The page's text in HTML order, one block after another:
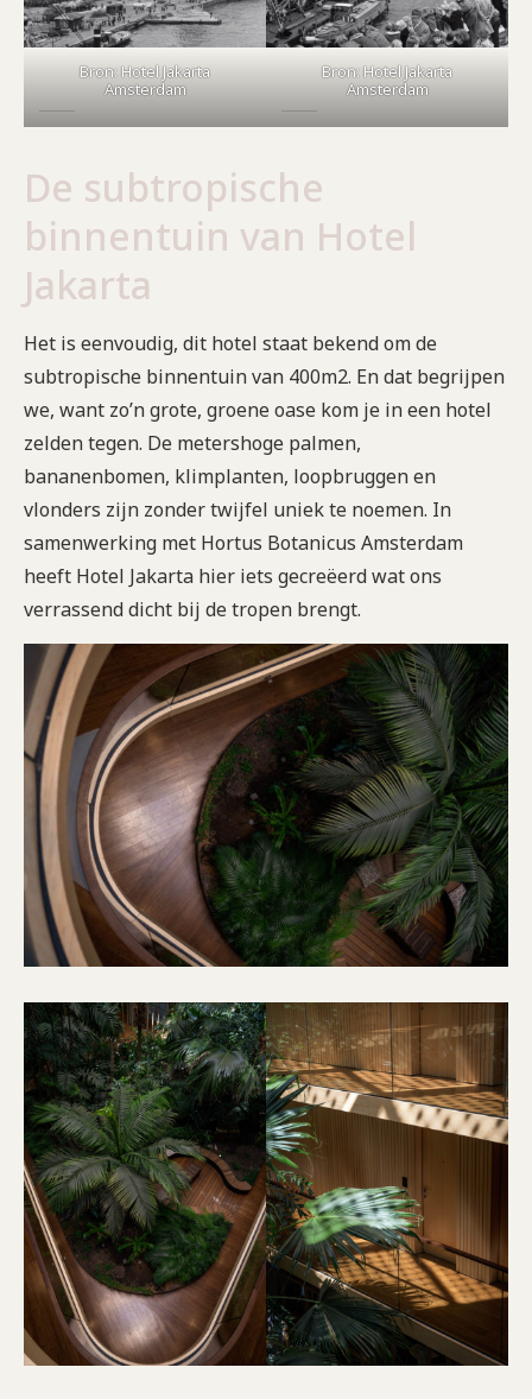
Bron: Hotel Jakarta
Amsterdam
Bron: Hotel Jakarta
Amsterdam
De subtropische
binnentuin van Hotel
Jakarta
Het is eenvoudig, dit hotel staat bekend om de
subtropische binnentuin van 400m2. En dat begrijpen
we, want zo’n grote, groene oase kom je in een hotel
zelden tegen. De metershoge palmen,
bananenbomen, klimplanten, loopbruggen en
vlonders zijn zonder twijfel uniek te noemen. In
samenwerking met Hortus Botanicus Amsterdam
heeft Hotel Jakarta hier iets gecreëerd wat ons
verrassend dicht bij de tropen brengt.